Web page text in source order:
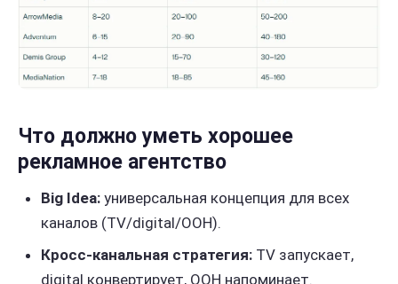
Что должно уметь хорошее
рекламное агентство
Big Idea: универсальная концепция для всех
каналов (TV/digital/OOH).
Кросс-канальная стратегия: TV запускает,
digital конвертирует, OOH напоминает.